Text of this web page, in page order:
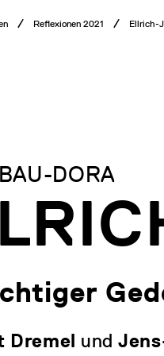
Reflexionen 2021 Ellrich-
DORA
Dremel und